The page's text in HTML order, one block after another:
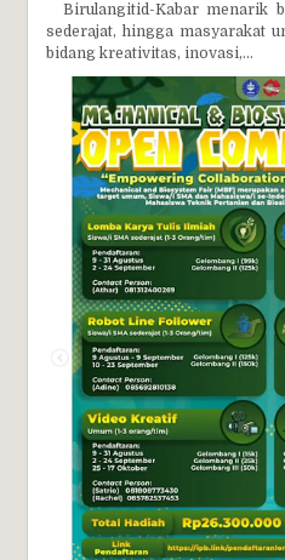
Birulangitid-Kabar menarik
sederajat, hingga masyarakat
bidang kreativitas, inovasi,...